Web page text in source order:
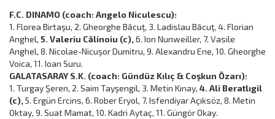
F.C. DINAMO (coach: Angelo Niculescu):
1. Florea Birtaşu, 2. Gheorghe Băcuţ, 3. Ladislau Băcuţ, 4. Florian
Anghel, 5. Valeriu Călinoiu (c), 6. Ion Nunweiller, 7. Vasile
Anghel, 8. Nicolae-Nicuşor Dumitru, 9. Alexandru Ene, 10. Gheorghe
Voica, 11. Ioan Suru.
GALATASARAY S.K. (coach: Gündüz Kılıç & Coşkun Özarı):
1. Turgay Şeren, 2. Saim Tayşengil, 3. Metin Kınay, 4. Ali Beratlıgil
(c), 5. Ergün Ercins, 6. Rober Eryol, 7. Isfendiyar Açıksöz, 8. Metin
Oktay, 9. Suat Mamat, 10. Kadri Aytaç, 11. Güngör Okay.